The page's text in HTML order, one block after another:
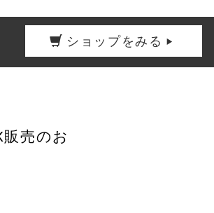
ショップをみる
売のお